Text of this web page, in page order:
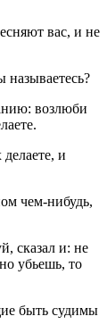
вас, и не
называетесь?
возлюби
и
чем-нибудь,
сказал и: не
убьешь, то
быть судимы